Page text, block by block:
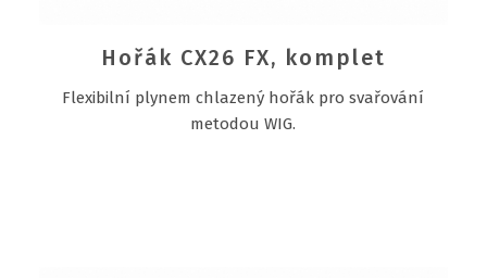
Hořák CX26 FX, komplet
Flexibilní plynem chlazený hořák pro svařování
metodou WIG.